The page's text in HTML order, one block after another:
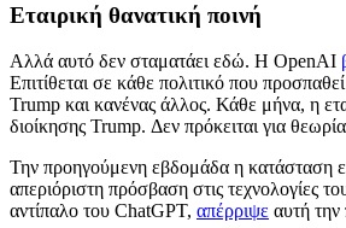
Εταιρική θανατική ποινή
Αλλά αυτό δεν σταματάει εδώ. Η OpenAI
Επιτίθεται σε κάθε πολιτικό που
Trump και κανένας άλλος. Κάθε μήνα, η
διοίκησης Trump. Δεν πρόκειται για
Την προηγούμενη εβδομάδα η κατάσταση
απεριόριστη πρόσβαση στις τεχνολογίες
αντίπαλο του ChatGPT, απέρριψε αυτή